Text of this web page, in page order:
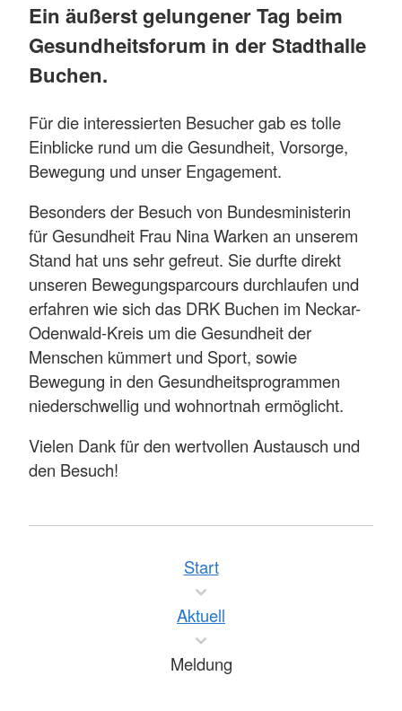
Ein äußerst gelungener Tag beim
Gesundheitsforum in der Stadthalle
Buchen.
Für die interessierten Besucher gab es tolle
Einblicke rund um die Gesundheit, Vorsorge,
Bewegung und unser Engagement.
Besonders der Besuch von Bundesministerin
für Gesundheit Frau Nina Warken an unserem
Stand hat uns sehr gefreut. Sie durfte direkt
unseren Bewegungsparcours durchlaufen und
erfahren wie sich das DRK Buchen im Neckar-
Odenwald-Kreis um die Gesundheit der
Menschen kümmert und Sport, sowie
Bewegung in den Gesundheitsprogrammen
niederschwellig und wohnortnah ermöglicht.
Vielen Dank für den wertvollen Austausch und
den Besuch!
Start
Aktuell
Meldung